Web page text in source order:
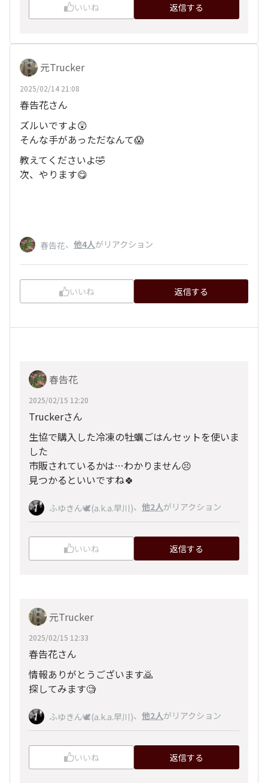
いいね 返信する
元Trucker
2025/02/14 21:08
春告花さん
ズルいですよ😲
そんな手があっただなんて😱
教えてくださいよ🤣
次、やります😋
春告花、 他4人がリアクション
いいね 返信する
春告花
2025/02/15 12:20
Truckerさん
生協で購入した冷凍の牡蠣ごはんセットを使いま
した
市販されているかは…わかりません😣
見つかるといいですね🍀
ふゆきん🕊️(a.k.a.早川)、 他2人がリアクション
いいね 返信する
元Trucker
2025/02/15 12:33
春告花さん
情報ありがとうございます🙇
探してみます🧐
ふゆきん🕊️(a.k.a.早川)、 他2人がリアクション
いいね 返信する